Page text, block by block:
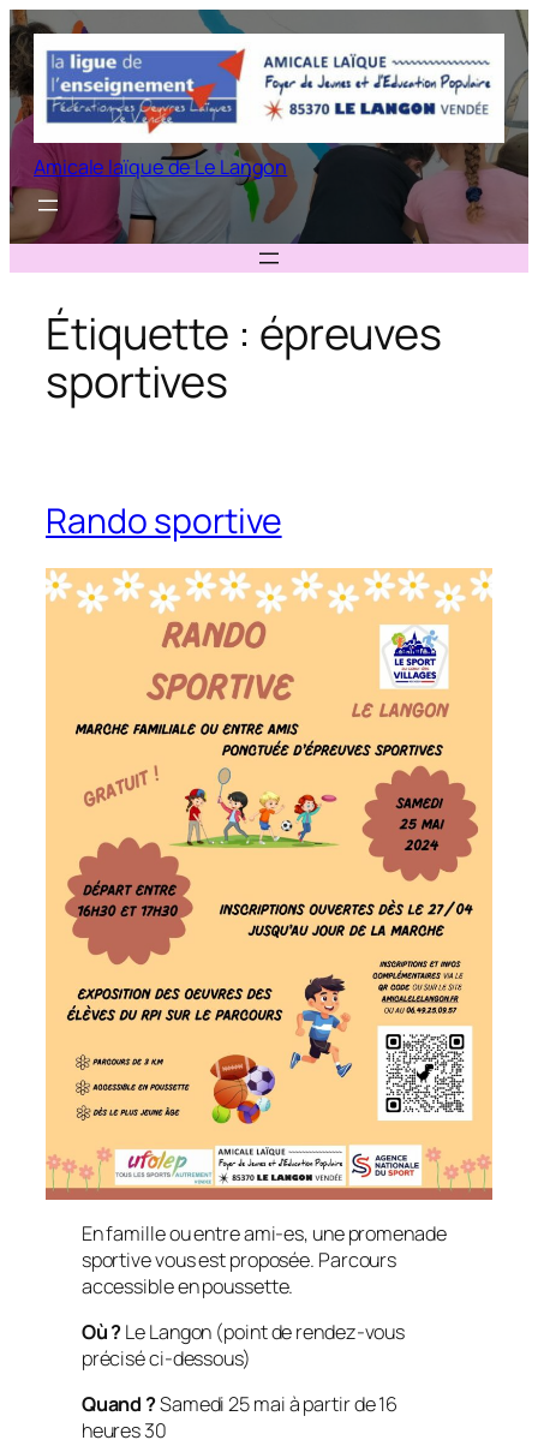
Aller
au
contenu
Amicale laïque de Le Langon
Étiquette : épreuves
sportives
Rando sportive
En famille ou entre ami-es, une promenade
sportive vous est proposée. Parcours
accessible en poussette.
Où ?Le Langon (point de rendez-vous
précisé ci-dessous)
Quand ?Samedi 25 mai à partir de 16
heures 30